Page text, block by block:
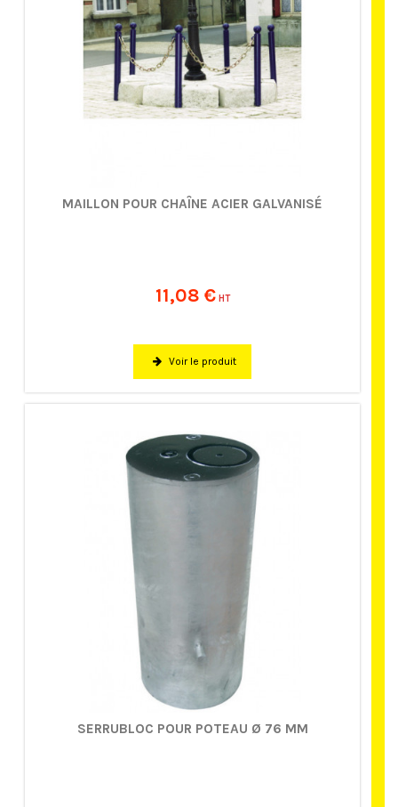
MAILLON POUR CHAÎNE ACIER GALVANISÉ
11,08 € HT
Voir le produit
SERRUBLOC POUR POTEAU Ø 76 MM